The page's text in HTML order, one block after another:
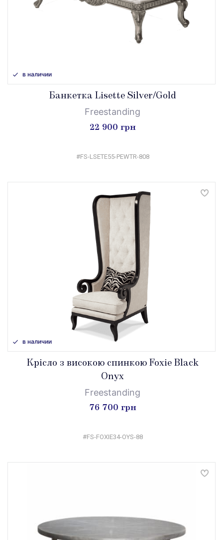
в наличии
Банкетка Lisette Silver/Gold
Freestanding
22 900 грн
#FS-LSETE55-PEWTR-808
в наличии
Крісло з високою спинкою Foxie Black
Onyx
Freestanding
76 700 грн
#FS-FOXIE34-OYS-88